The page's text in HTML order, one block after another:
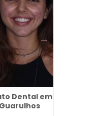
Dental em